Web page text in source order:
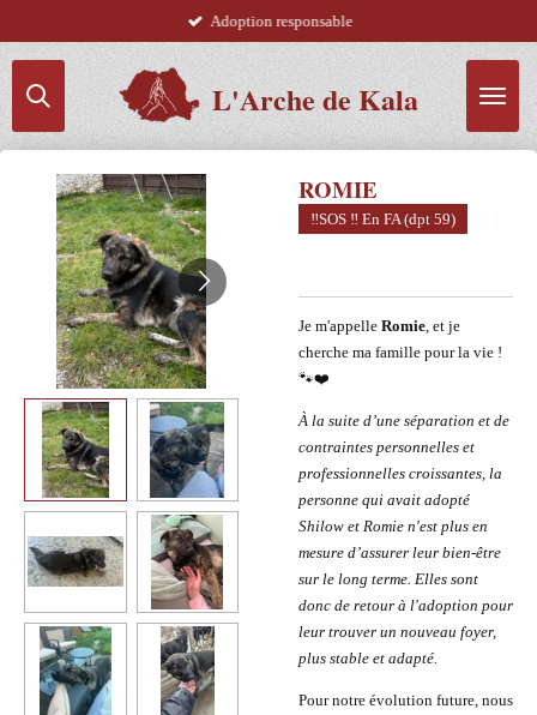
principal
L'Arche de Kala
Adoption responsable
ROMIE
‼️SOS ‼️ En FA (dpt 59)
Je m'appelle Romie , et je
cherche ma famille pour la vie !
🐾❤️
À la suite d’une séparation et de
contraintes personnelles et
professionnelles croissantes, la
personne qui avait adopté
Shilow et Romie n'est plus en
mesure d’assurer leur bien-être
sur le long terme. Elles sont
donc de retour à l'adoption pour
leur trouver un nouveau foyer,
plus stable et adapté.
Pour notre évolution future, nous